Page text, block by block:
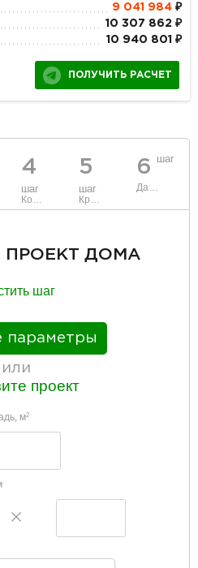
9 041 984₽
10 307 862 ₽
10 940 801 ₽
ПОЛУЧИТЬ РАСЧЕТ
4
шаг
Коммуникации
5
шаг
Крыша
6 шаг
Данные
ПРОЕКТ ДОМА
шаг
параметры
или
проект
м2